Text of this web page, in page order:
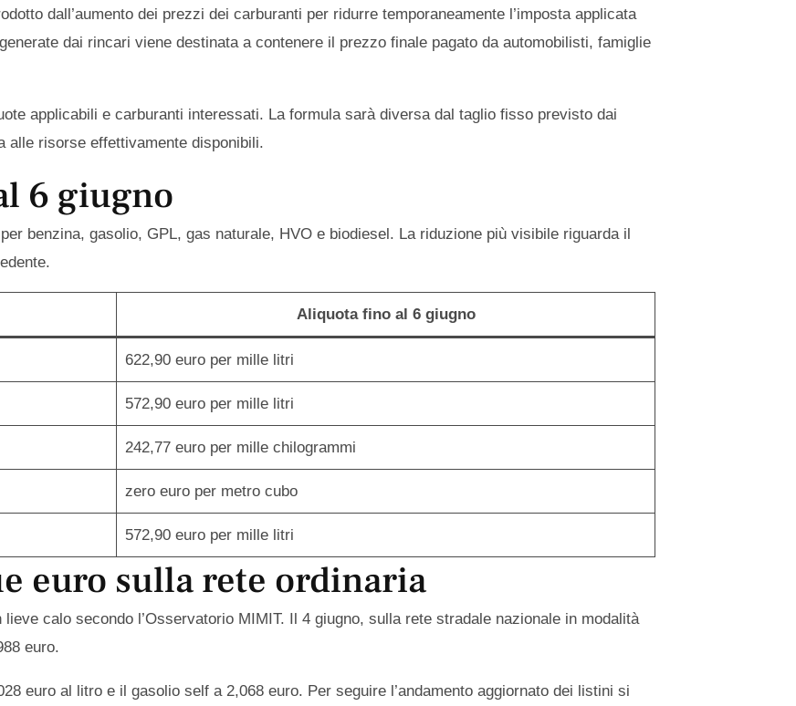
dall’aumento dei prezzi dei carburanti per ridurre temporaneamente l’imposta applicata
dai rincari viene destinata a contenere il prezzo finale pagato da automobilisti, famiglie
applicabili e carburanti interessati. La formula sarà diversa dal taglio fisso previsto dai
alle risorse effettivamente disponibili.
6 giugno
per benzina, gasolio, GPL, gas naturale, HVO e biodiesel. La riduzione più visibile riguarda il
Aliquota fino al 6 giugno
622,90 euro per mille litri
572,90 euro per mille litri
242,77 euro per mille chilogrammi
zero euro per metro cubo
572,90 euro per mille litri
euro sulla rete ordinaria
lieve calo secondo l’Osservatorio MIMIT. Il 4 giugno, sulla rete stradale nazionale in modalità
euro.
euro al litro e il gasolio self a 2,068 euro. Per seguire l’andamento aggiornato dei listini si